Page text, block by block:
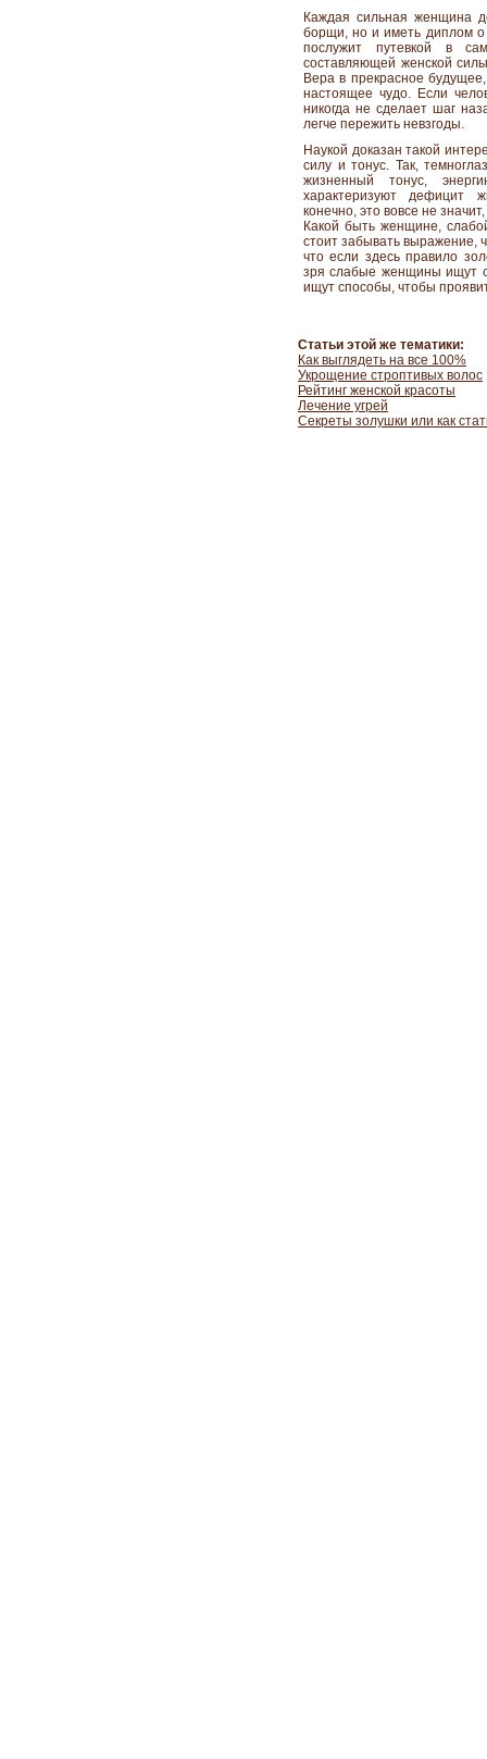
Каждая сильная женщина
борщи, но и иметь диплом
послужит путевкой в
составляющей женской
Вера в прекрасное
настоящее чудо. Если
никогда не сделает шаг
легче пережить невзгоды.
Наукой доказан такой
силу и тонус. Так,
жизненный тонус,
характеризуют дефицит
конечно, это вовсе не
Какой быть женщине,
стоит забывать выражение,
что если здесь правило
зря слабые женщины ищут
ищут способы, чтобы
Статьи этой же тематики:
Как выглядеть на все 100%
Укрощение строптивых волос
Рейтинг женской красоты
Лечение угрей
Секреты золушки или как